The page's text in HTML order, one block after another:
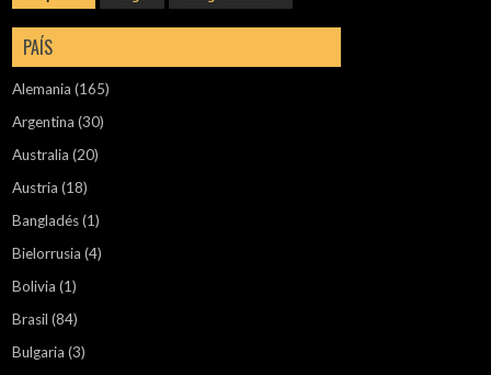
PAÍS
Alemania (165)
Argentina (30)
Australia (20)
Austria (18)
Bangladés(1)
Bielorrusia (4)
Bolivia (1)
Brasil (84)
Bulgaria (3)